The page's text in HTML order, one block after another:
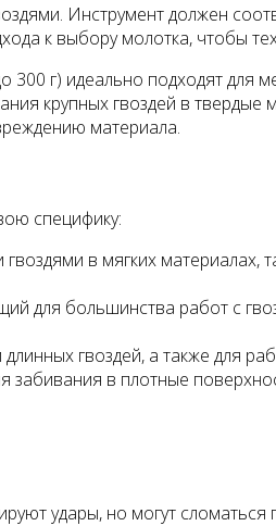
Инструмент должен
к выбору молотка, чтобы
г) идеально подходят для
крупных гвоздей в
материала.
специфику:
в мягких материалах,
для большинства работ с
гвоздей, а также для
забивания в плотные
удары, но могут